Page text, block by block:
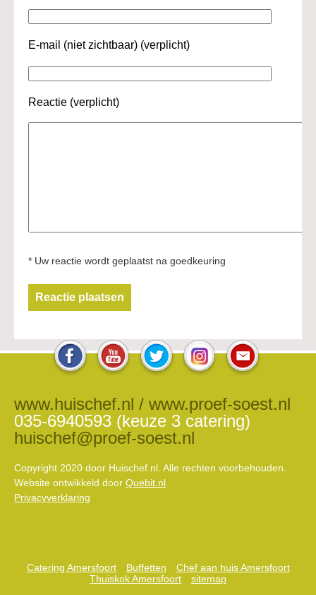
E-mail (niet zichtbaar) (verplicht)
Reactie (verplicht)
* Uw reactie wordt geplaatst na goedkeuring
www.huischef.nl / www.proef-soest.nl
035-6940593 (keuze 3 catering)
huischef@proef-soest.nl
Copyright 2020 door Huischef.nl. Alle rechten voorbehouden.
Website ontwikkeld door Quebit.nl
Privacyverklaring
Catering Amersfoort Buffetten
Chef aan huis Amersfoort
Thuiskok Amersfoort
sitemap